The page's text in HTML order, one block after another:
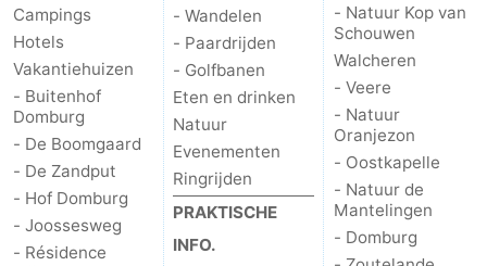
Campings
Hotels
Vakantiehuizen
- Buitenhof
Domburg
- De Boomgaard
- De Zandput
- Hof Domburg
- Joossesweg
- Résidence
- Wandelen
- Paardrijden
- Golfbanen
Eten en drinken
Natuur
Evenementen
Ringrijden
PRAKTISCHE
INFO.
- Natuur Kop van
Schouwen
Walcheren
- Veere
- Natuur
Oranjezon
- Oostkapelle
- Natuur de
Mantelingen
- Domburg